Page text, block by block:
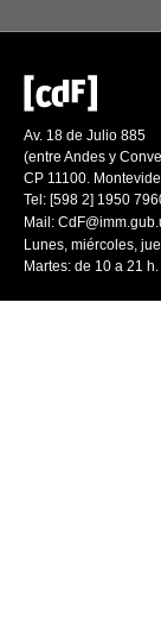
Av. 18 de Julio 885
(entre Andes y
CP 11100.
Tel: [598 2] 1950
Mail:
Lunes, miércoles,
Martes: de 10 a 21